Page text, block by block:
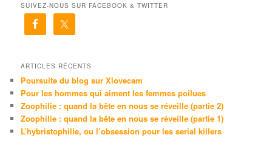
h
e
SUIVEZ-NOUS SUR FACEBOOK & TWITTER
ARTICLES RÉCENTS
Poursuite du blog sur Xlovecam
Pour les hommes qui aiment les femmes poilues
Zoophilie : quand la bête en nous se réveille (partie 2)
Zoophilie : quand la bête en nous se réveille (partie 1)
L’hybristophilie, ou l’obsession pour les serial killers